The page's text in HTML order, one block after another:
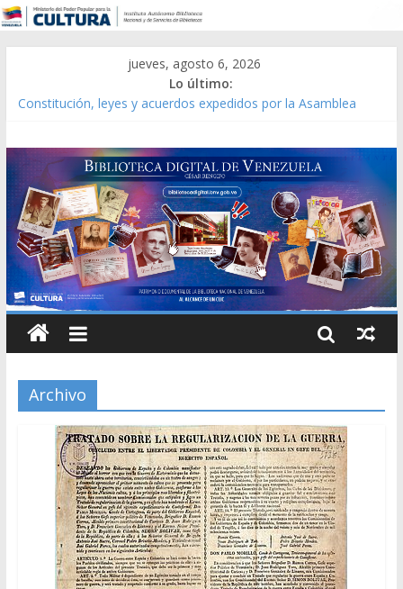
jueves, agosto 6, 2026
Lo último:
Constitución, leyes y acuerdos expedidos por la Asamblea
Modesta Bor Sánchez [material gráfico]
Gaceta Oficial de la República de Venezuela año CXXXIII Mes V,
Caracas 09 de marzo de 2006 N° 38.394
Catálogo temático de obras de Modesta Bor
Archivo